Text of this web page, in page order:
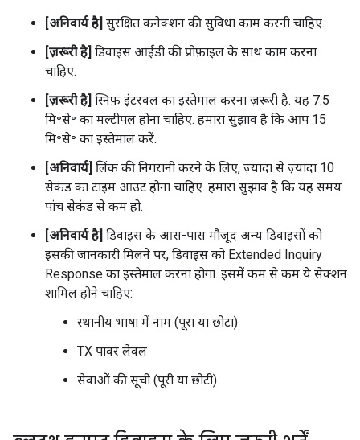
[अनिवार्य है] सुरक्षित कनेक्शन की सुविधा काम करनी चाहिए.
[ज़रूरी है] डिवाइस आईडी की प्रोफ़ाइल के साथ काम करना
चाहिए.
[ज़रूरी है] स्निफ़ इंटरवल का इस्तेमाल करना ज़रूरी है. यह 7.5
मि॰से॰ का मल्टीपल होना चाहिए. हमारा सुझाव है कि आप 15
मि॰से॰ का इस्तेमाल करें.
[अनिवार्य] लिंक की निगरानी करने के लिए, ज़्यादा से ज़्यादा 10
सेकंड का टाइम आउट होना चाहिए. हमारा सुझाव है कि यह समय
पांच सेकंड से कम हो.
[अनिवार्य है] डिवाइस के आस-पास मौजूद अन्य डिवाइसों को
इसकी जानकारी मिलने पर, डिवाइस को Extended Inquiry
Response का इस्तेमाल करना होगा. इसमें कम से कम ये सेक्शन
शामिल होने चाहिए:
स्थानीय भाषा में नाम (पूरा या छोटा)
TX पावर लेवल
सेवाओं की सूची (पूरी या छोटी)